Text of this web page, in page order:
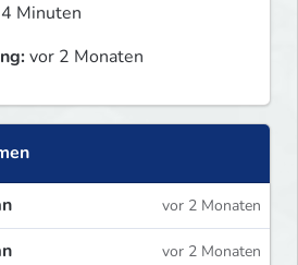
Minuten
vor 2 Monaten
vor 2 Monaten
vor 2 Monaten